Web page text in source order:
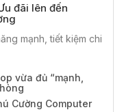
đãi lên đến
mạnh, tiết kiệm chi
vừa đủ “mạnh,
Cường Computer